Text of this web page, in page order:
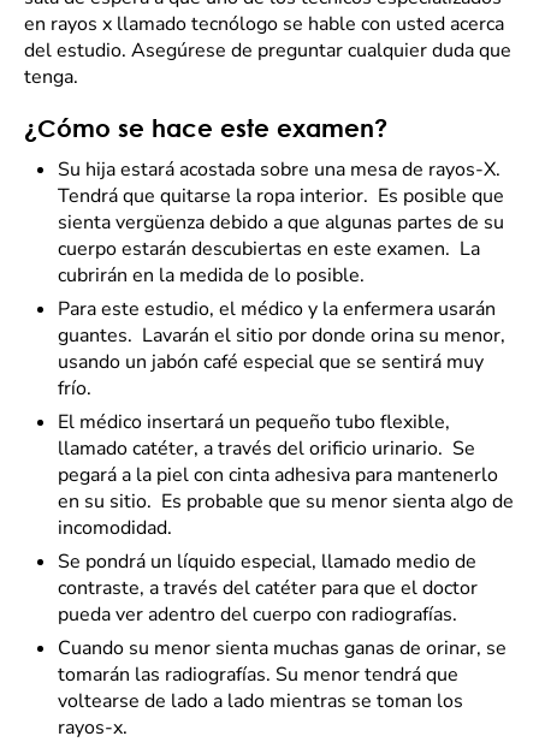
en rayos x llamado tecnólogo se hable con usted acerca
del estudio. Asegúrese de preguntar cualquier duda que
tenga.
¿Cómo se hace este examen?
Su hija estará acostada sobre una mesa de rayos-X.
Tendrá que quitarse la ropa interior. Es posible que
sienta vergüenza debido a que algunas partes de su
cuerpo estarán descubiertas en este examen. La
cubrirán en la medida de lo posible.
Para este estudio, el médico y la enfermera usarán
guantes. Lavarán el sitio por donde orina su menor,
usando un jabón café especial que se sentirá muy
frío.
El médico insertará un pequeño tubo flexible,
llamado catéter, a través del orificio urinario. Se
pegará a la piel con cinta adhesiva para mantenerlo
en su sitio. Es probable que su menor sienta algo de
incomodidad.
Se pondrá un líquido especial, llamado medio de
contraste, a través del catéter para que el doctor
pueda ver adentro del cuerpo con radiografías.
Cuando su menor sienta muchas ganas de orinar, se
tomarán las radiografías. Su menor tendrá que
voltearse de lado a lado mientras se toman los
rayos-x.